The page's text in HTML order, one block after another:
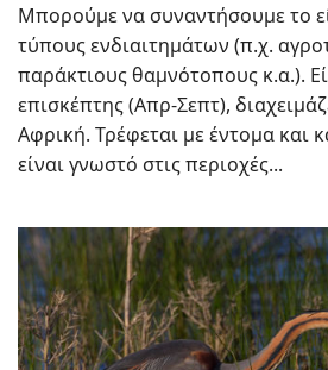
Μπορούμε να συναντήσουμε το
τύπους ενδιαιτημάτων (π.χ.
παράκτιους θαμνότοπους κ.α.).
επισκέπτης (Απρ-Σεπτ),
Αφρική. Τρέφεται με έντομα και
είναι γνωστό στις περιοχές...